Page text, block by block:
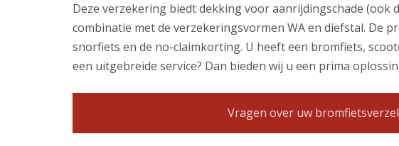
Deze verzekering biedt dekking voor aanrijdingschade (ook
combinatie met de verzekeringsvormen WA en diefstal. De
snorfiets en de no-claimkorting. U heeft een bromfiets,
een uitgebreide service? Dan bieden wij u een prima
Vragen over uw